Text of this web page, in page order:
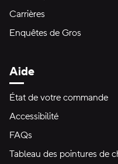
Carrières
Enquêtes de Gros
Aide
État de votre commande
Accessibilité
FAQs
Tableau des pointures de